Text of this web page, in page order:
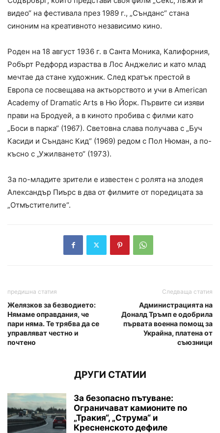
видео“ на фестивала през 1989 г., „Сънданс“ стана
синоним на креативното независимо кино.
Роден на 18 август 1936 г. в Санта Моника, Калифорния,
Робърт Редфорд израства в Лос Анджелис и като млад
мечтае да стане художник. След кратък престой в
Европа се посвещава на актьорството и учи в American
Academy of Dramatic Arts в Ню Йорк. Първите си изяви
прави на Бродуей, а в киното пробива с филми като
„Боси в парка“ (1967). Световна слава получава с „Буч
Касиди и Сънданс Кид“ (1969) редом с Пол Нюман, а по-
късно с „Ужилването“ (1973).
За по-младите зрители е известен с ролята на злодея
Александър Пиърс в два от филмите от поредицата за
„Отмъстителите“.
предишна статия
Желязков за безводието:
Нямаме оправдания, че
пари няма. Те трябва да се
управляват честно и
почтено
Следваща статия
Администрацията на
Доналд Тръмп е одобрила
първата военна помощ за
Украйна, платена от
съюзници
ДРУГИ СТАТИИ
За безопасно пътуване:
Ограничават камионите по
„Тракия“, „Струма“ и
Кресненското дефиле